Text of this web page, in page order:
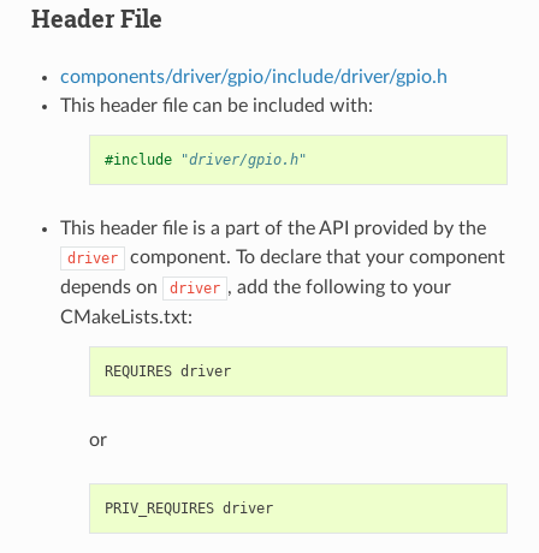
Header File
components/driver/gpio/include/driver/gpio.h
This header file can be included with:
#include "driver/gpio.h"
This header file is a part of the API provided by the
driver
component. To declare that your component
depends on
driver , add the following to your
CMakeLists.txt:
REQUIRES driver
or
PRIV_REQUIRES driver